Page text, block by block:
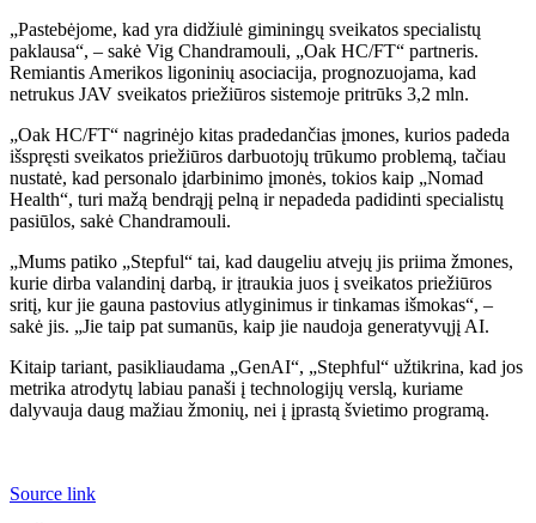
„Pastebėjome, kad yra didžiulė giminingų sveikatos specialistų
paklausa“, – sakė Vig Chandramouli, „Oak HC/FT“ partneris.
Remiantis Amerikos ligoninių asociacija, prognozuojama, kad
netrukus JAV sveikatos priežiūros sistemoje pritrūks 3,2 mln.
„Oak HC/FT“ nagrinėjo kitas pradedančias įmones, kurios padeda
išspręsti sveikatos priežiūros darbuotojų trūkumo problemą, tačiau
nustatė, kad personalo įdarbinimo įmonės, tokios kaip „Nomad
Health“, turi mažą bendrąjį pelną ir nepadeda padidinti specialistų
pasiūlos, sakė Chandramouli.
„Mums patiko „Stepful“ tai, kad daugeliu atvejų jis priima žmones,
kurie dirba valandinį darbą, ir įtraukia juos į sveikatos priežiūros
sritį, kur jie gauna pastovius atlyginimus ir tinkamas išmokas“, –
sakė jis. „Jie taip pat sumanūs, kaip jie naudoja generatyvųjį AI.
Kitaip tariant, pasikliaudama „GenAI“, „Stephful“ užtikrina, kad jos
metrika atrodytų labiau panaši į technologijų verslą, kuriame
dalyvauja daug mažiau žmonių, nei į įprastą švietimo programą.
Source link